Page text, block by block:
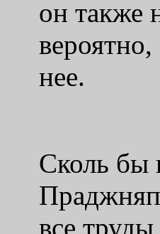
он также
нее.
Сколь бы
все